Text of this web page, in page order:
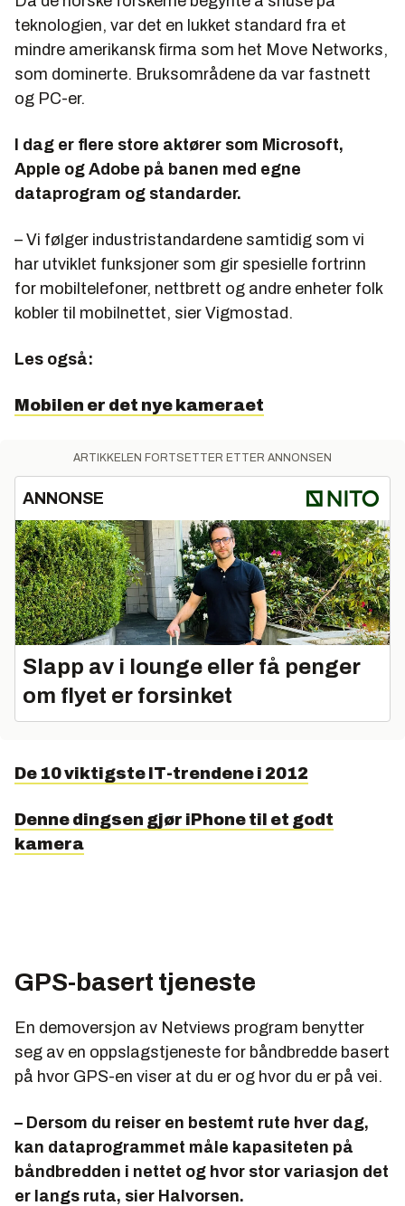
teknologien, var det en lukket standard fra et
mindre amerikansk firma som het Move Networks,
som dominerte. Bruksområdene da var fastnett
og PC-er.
I dag er flere store aktører som Microsoft,
Apple og Adobe på banen med egne
dataprogram og standarder.
– Vi følger industristandardene samtidig som vi
har utviklet funksjoner som gir spesielle fortrinn
for mobiltelefoner, nettbrett og andre enheter folk
kobler til mobilnettet, sier Vigmostad.
Les også:
Mobilen er det nye kameraet
ARTIKKELEN FORTSETTER ETTER ANNONSEN
ANNONSE
Slapp av i lounge eller få penger
om flyet er forsinket
De 10 viktigste IT-trendene i 2012
Denne dingsen gjør iPhone til et godt
kamera
GPS-basert tjeneste
En demoversjon av Netviews program benytter
seg av en oppslagstjeneste for båndbredde basert
på hvor GPS-en viser at du er og hvor du er på vei.
– Dersom du reiser en bestemt rute hver dag,
kan dataprogrammet måle kapasiteten på
båndbredden i nettet og hvor stor variasjon det
er langs ruta, sier Halvorsen.